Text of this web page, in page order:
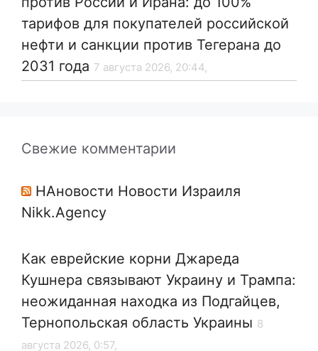
тарифов для покупателей российской
нефти и санкции против Тегерана до
2031 года 7 августа 2026, 20:44,
Свежие комментарии
НАновости Новости Израиля
Nikk.Agency
Как еврейские корни Джареда
Кушнера связывают Украину и Трампа:
неожиданная находка из Подгайцев,
Тернопольская область Украины 8
августа 2026, 0:57,